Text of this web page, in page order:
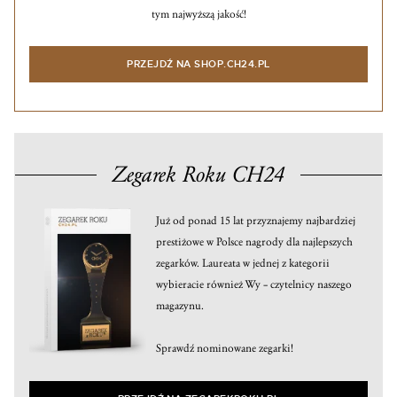
tym najwyższą jakość!
PRZEJDŹ NA SHOP.CH24.PL
Zegarek Roku CH24
Już od ponad 15 lat przyznajemy najbardziej
prestiżowe w Polsce nagrody dla najlepszych
zegarków. Laureata w jednej z kategorii
wybieracie również Wy – czytelnicy naszego
magazynu.
Sprawdź nominowane zegarki!